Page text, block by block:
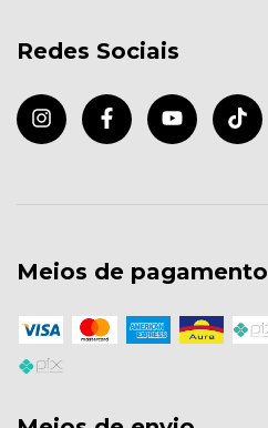
Redes Sociais
Meios de pagamento